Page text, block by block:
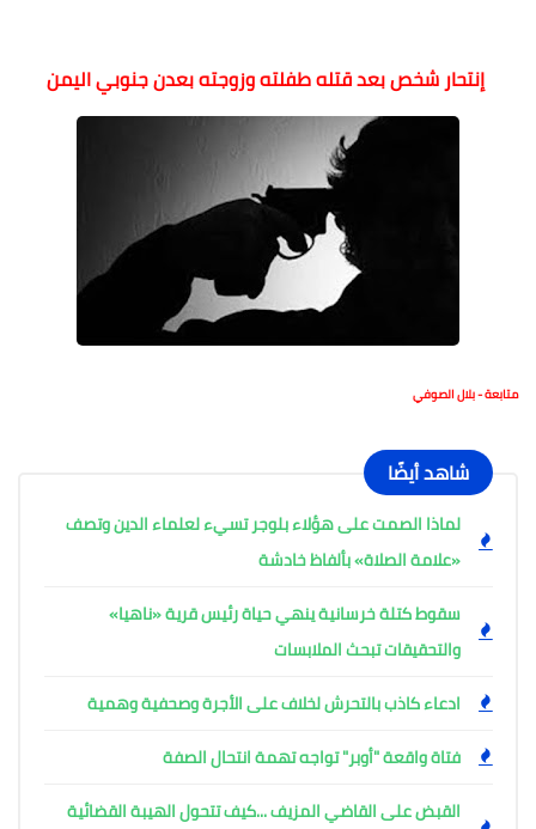
إنتحار شخص بعد قتله طفلته وزوجته بعدن جنوبي اليمن
متابعة - بلال الصوفي
شاهد أيضًا
لماذا الصمت على هؤلاء بلوجر تسيء لعلماء الدين وتصف
«علامة الصلاة» بألفاظ خادشة
سقوط كتلة خرسانية ينهي حياة رئيس قرية «ناهيا»
والتحقيقات تبحث الملابسات
ادعاء كاذب بالتحرش لخلاف على الأجرة وصحفية وهمية
فتاة واقعة "أوبر" تواجه تهمة انتحال الصفة
القبض على القاضي المزيف ...كيف تتحول الهيبة القضائية